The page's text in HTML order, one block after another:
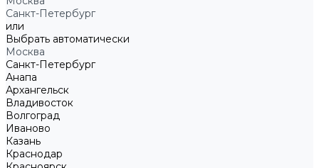
Санкт-Петербург
или
Выбрать автоматически
Москва
Санкт-Петербург
Анапа
Архангельск
Владивосток
Волгоград
Иваново
Казань
Краснодар